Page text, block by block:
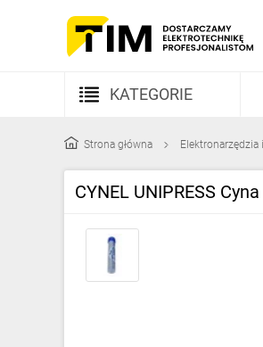
KATEGORIE
Kable i przewody
Elementy prowadzenia kabli
Fotowoltaika
Strona główna Elektronarzędzia
CYNEL UNIPRESS